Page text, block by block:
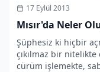
17 Eylül 2013
Mısır'da Neler
Şüphesiz ki hiçbir
çıkılmaz bir
cürüm işlemekte,